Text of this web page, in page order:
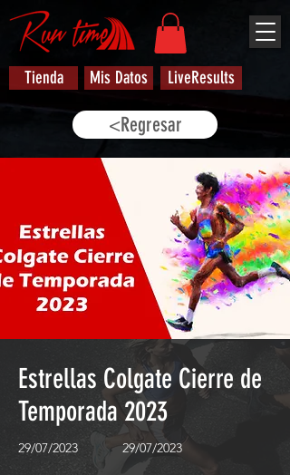
Tienda Mis Datos LiveResults
<Regresar
Estrellas Colgate Cierre de
Temporada 2023
29/07/2023 29/07/2023